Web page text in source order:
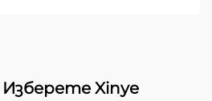
Xinye